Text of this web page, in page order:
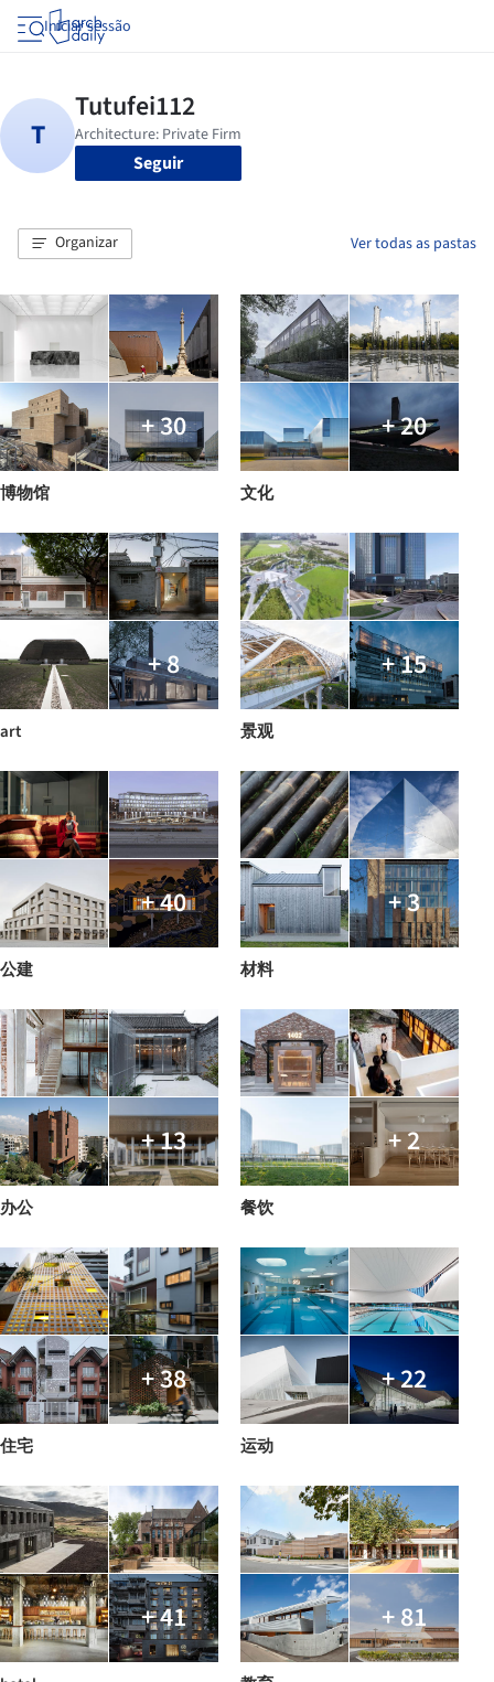
Iniciar sessão
Seguir
Organizar Ver todas as pastas
+ 30
博物馆
+ 20
文化
+ 8
art
+ 15
景观
+ 40
公建
+ 3
材料
+ 13
办公
+ 2
餐饮
+ 38
住宅
+ 22
运动
+ 41 + 81